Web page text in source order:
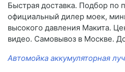
Быстрая доставка. Подбор по
официальный дилер моек,
высокого давления Макита.
видео. Самовывоз в Москве.
Автомойка аккумуляторная